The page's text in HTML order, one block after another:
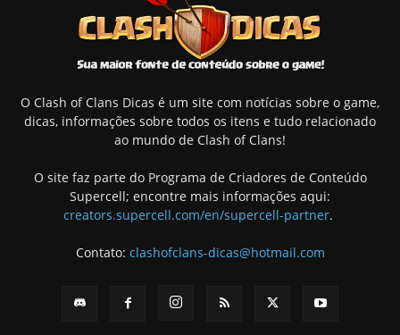
O Clash of Clans Dicas é um site com notícias sobre o game,
dicas, informações sobre todos os itens e tudo relacionado
ao mundo de Clash of Clans!
O site faz parte do Programa de Criadores de Conteúdo
Supercell; encontre mais informações aqui:
creators.supercell.com/en/supercell-partner.
Contato: clashofclans-dicas@hotmail.com